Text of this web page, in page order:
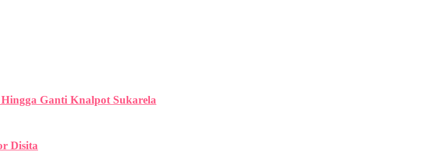
Ganti Knalpot Sukarela
Disita